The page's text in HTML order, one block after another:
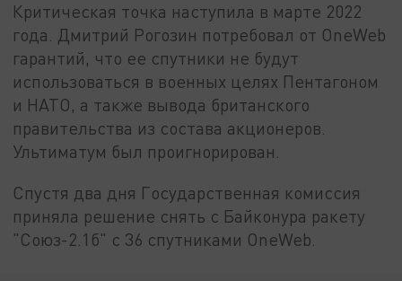
Критическая точка наступила в марте 2022
года. Дмитрий Рогозин потребовал от OneWeb
гарантий, что ее спутники не будут
использоваться в военных целях Пентагоном
и НАТО, а также вывода британского
правительства из состава акционеров.
Ультиматум был проигнорирован.
Спустя два дня Государственная комиссия
приняла решение снять с Байконура ракету
"Союз-2.1б" с 36 спутниками OneWeb.